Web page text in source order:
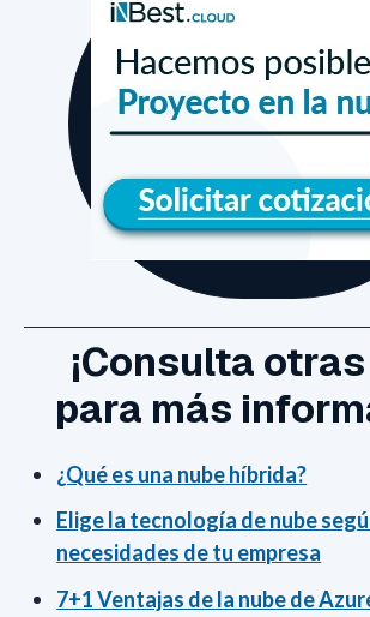
¡Consulta
para más
¿Qué es una nube híbrida?
Elige la tecnología de nube
necesidades de tu empresa
7+1 Ventajas de la nube de